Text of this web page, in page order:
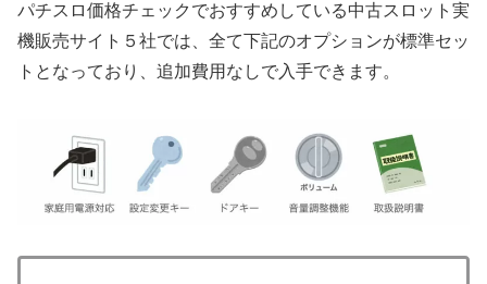
パチスロ価格チェックでおすすめしている中古スロット実
機販売サイト５社では、全て下記のオプションが標準セッ
トとなっており、追加費用なしで入手できます。